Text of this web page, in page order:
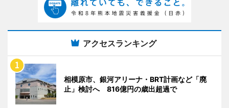
アクセスランキング
相模原市、銀河アリーナ・BRT計画など「廃
止」検討へ 816億円の歳出超過で